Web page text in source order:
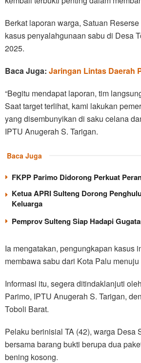
Berkat laporan warga, Satuan
kasus penyalahgunaan sabu di Desa
2025.
Baca Juga: Jaringan Lintas Daerah
“Begitu mendapat laporan, tim
Saat target terlihat, kami lakukan
yang disembunyikan di saku celana
IPTU Anugerah S. Tarigan.
Baca Juga
FKPP Parimo Didorong Perkuat
Ketua APRI Sulteng Dorong
Keluarga
Pemprov Sulteng Siap Hadapi
Ia mengatakan, pengungkapan kasus
membawa sabu dari Kota Palu
Informasi itu, segera ditindaklanjuti
Parimo, IPTU Anugerah S. Tarigan,
Toboli Barat.
Pelaku berinisial TA (42), warga
bersama barang bukti berupa dua
bening kosong.